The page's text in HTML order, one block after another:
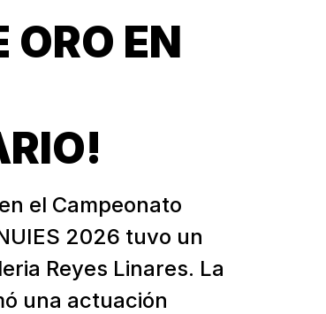
ORO EN
el Campeonato
2026 tuvo un
Reyes Linares. La
una actuación